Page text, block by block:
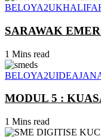
BELOYA2U
SARAWAK
1 Mins read
BELOYA2UIDEA
MODUL 5 :
1 Mins read